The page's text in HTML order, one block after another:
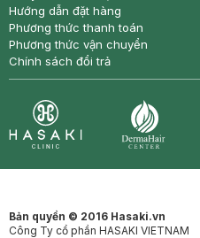
Hướng dẫn đặt hàng
Phương thức thanh toán
Phương thức vận chuyển
Chính sách đổi trả
Bản quyền © 2016 Hasaki.vn
Công Ty cổ phần HASAKI VIETNAM